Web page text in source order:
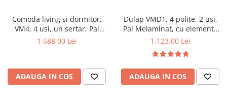
Comoda living si dormitor,
VM4, 4 usi, un sertar, Pal
melaminat, cu insertii MDF,
1.688,00 Lei
ADAUGA IN COS
Dulap VMD1, 4 polite, 2 usi,
Pal Melaminat, cu elemente
din MDF, Nuc
1.123,00 Lei
ADAUGA IN COS